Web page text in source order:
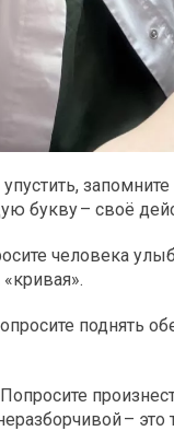
букву – своё
человека
поднять
–